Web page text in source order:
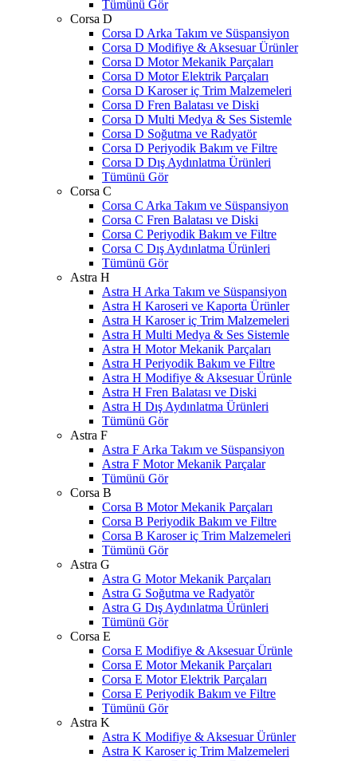
Tümünü Gör
Corsa D
Corsa D Arka Takım ve Süspansiyon
Corsa D Modifiye & Aksesuar Ürünler
Corsa D Motor Mekanik Parçaları
Corsa D Motor Elektrik Parçaları
Corsa D Karoser iç Trim Malzemeleri
Corsa D Fren Balatası ve Diski
Corsa D Multi Medya & Ses Sistemle
Corsa D Soğutma ve Radyatör
Corsa D Periyodik Bakım ve Filtre
Corsa D Dış Aydınlatma Ürünleri
Tümünü Gör
Corsa C
Corsa C Arka Takım ve Süspansiyon
Corsa C Fren Balatası ve Diski
Corsa C Periyodik Bakım ve Filtre
Corsa C Dış Aydınlatma Ürünleri
Tümünü Gör
Astra H
Astra H Arka Takım ve Süspansiyon
Astra H Karoseri ve Kaporta Ürünler
Astra H Karoser iç Trim Malzemeleri
Astra H Multi Medya & Ses Sistemle
Astra H Motor Mekanik Parçaları
Astra H Periyodik Bakım ve Filtre
Astra H Modifiye & Aksesuar Ürünle
Astra H Fren Balatası ve Diski
Astra H Dış Aydınlatma Ürünleri
Tümünü Gör
Astra F
Astra F Arka Takım ve Süspansiyon
Astra F Motor Mekanik Parçalar
Tümünü Gör
Corsa B
Corsa B Motor Mekanik Parçaları
Corsa B Periyodik Bakım ve Filtre
Corsa B Karoser iç Trim Malzemeleri
Tümünü Gör
Astra G
Astra G Motor Mekanik Parçaları
Astra G Soğutma ve Radyatör
Astra G Dış Aydınlatma Ürünleri
Tümünü Gör
Corsa E
Corsa E Modifiye & Aksesuar Ürünle
Corsa E Motor Mekanik Parçaları
Corsa E Motor Elektrik Parçaları
Corsa E Periyodik Bakım ve Filtre
Tümünü Gör
Astra K
Astra K Modifiye & Aksesuar Ürünler
Astra K Karoser iç Trim Malzemeleri